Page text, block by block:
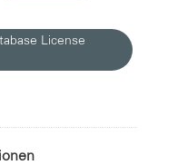
License